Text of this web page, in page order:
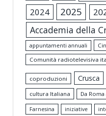
2024 2025
Accademia della
appuntamenti annuali
Comunità radiotelevisiva
coproduzioni Crusca
cultura Italiana Da
Farnesina iniziative